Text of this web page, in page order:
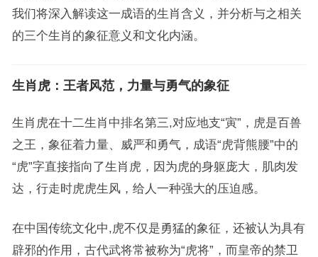
我们将深入解读这一成语的生肖含义，并分析与之相关
的三个生肖的象征意义和文化内涵。
生肖虎：王者风范，力量与勇气的象征
生肖虎在十二生肖中排名第三,对应地支“寅”，虎是百兽
之王，象征着力量、威严和勇气，成语“虎背熊腰”中的
“虎”字直接指向了生肖虎，因为虎的身躯庞大，肌肉发
达，行走时虎虎生风，给人一种强大的压迫感。
在中国传统文化中,虎不仅是勇猛的象征，还被认为具有
辟邪的作用，古代武将常被称为“虎将”，而皇帝的禁卫